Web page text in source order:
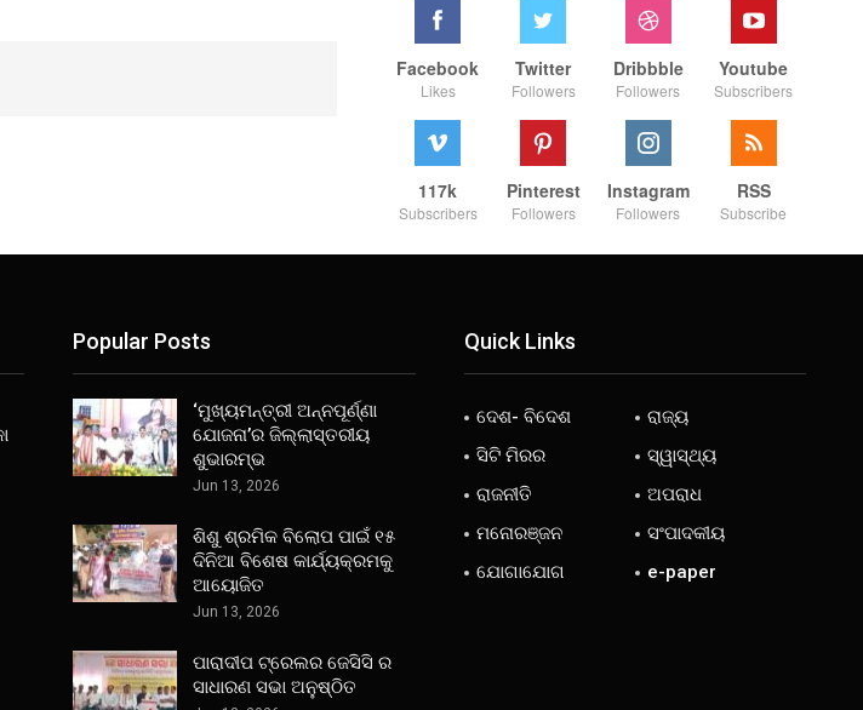
Facebook
Likes
Twitter
Followers
Dribbble
Followers
Youtube
Subscribers
117k
Subscribers
Pinterest
Followers
Instagram
Followers
RSS
Subscribe
Popular Posts
‘ମୁଖ୍ୟମନ୍ତ୍ରୀ ଅନ୍ନପୂର୍ଣ୍ଣା
ଯୋଜନା’ର ଜିଲ୍ଲାସ୍ତରୀୟ
ଶୁଭାରମ୍ଭ
Jun 13, 2026
ଶିଶୁ ଶ୍ରମିକ ବିଲୋପ ପାଇଁ ୧୫
ଦିନିଆ ବିଶେଷ କାର୍ଯ୍ୟକ୍ରମକୁ
ଆୟୋଜିତ
Jun 13, 2026
ପାରାଦୀପ ଟ୍ରେଲର ଜେସିସି ର
ସାଧାରଣ ସଭା ଅନୁଷ୍ଠିତ
Quick Links
ଦେଶ- ବିଦେଶ
ରାଜ୍ୟ
ସିଟି ମିରର
ସ୍ୱାସ୍ଥ୍ୟ
ରାଜନୀତି
ଅପରାଧ
ମନୋରଞ୍ଜନ
ସଂପାଦକୀୟ
ଯୋଗାଯୋଗ
e-paper